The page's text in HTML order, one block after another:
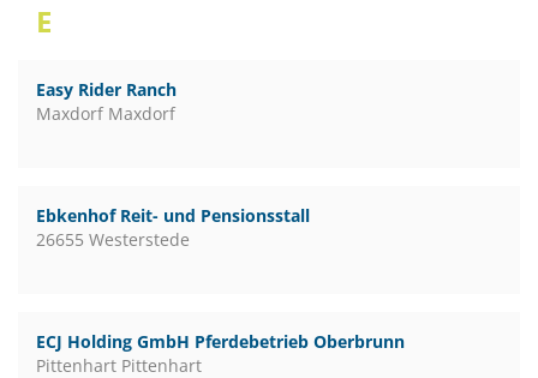
E
Easy Rider Ranch
Maxdorf Maxdorf
Ebkenhof Reit- und Pensionsstall
26655 Westerstede
ECJ Holding GmbH Pferdebetrieb Oberbrunn
Pittenhart Pittenhart